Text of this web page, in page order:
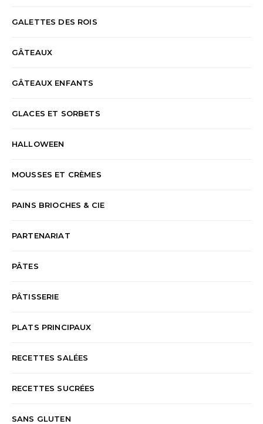
GALETTES DES ROIS
GÂTEAUX
GÂTEAUX ENFANTS
GLACES ET SORBETS
HALLOWEEN
MOUSSES ET CRÈMES
PAINS BRIOCHES & CIE
PARTENARIAT
PÂTES
PÂTISSERIE
PLATS PRINCIPAUX
RECETTES SALÉES
RECETTES SUCRÉES
SANS GLUTEN